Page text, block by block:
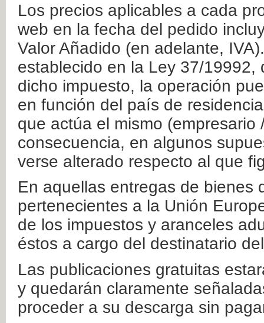
Los precios aplicables a cada
web en la fecha del pedido
Valor Añadido (en adelante,
establecido en la Ley 37/
dicho impuesto, la operación
en función del país de
que actúa el mismo
consecuencia, en algunos
verse alterado respecto al que
En aquellas entregas de bienes
pertenecientes a la Unión
de los impuestos y aranceles
éstos a cargo del destinatario
Las publicaciones gratuitas
y quedarán claramente
proceder a su descarga sin